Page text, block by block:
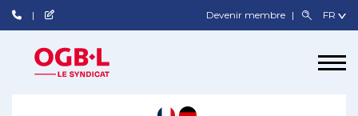
Devenir membre